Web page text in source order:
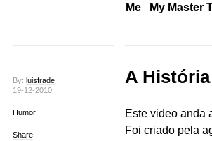
Me My Master
By: luisfrade
19-12-2010
Humor
Share
A
Este video anda
Foi criado pela